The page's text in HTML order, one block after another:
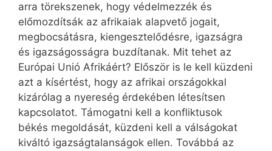
arra törekszenek, hogy védelmezzék és
előmozdítsák az afrikaiak alapvető jogait,
megbocsátásra, kiengesztelődésre, igazságra
és igazságosságra buzdítanak. Mit tehet az
Európai Unió Afrikáért? Először is le kell küzdeni
azt a kísértést, hogy az afrikai országokkal
kizárólag a nyereség érdekében létesítsen
kapcsolatot. Támogatni kell a konfliktusok
békés megoldását, küzdeni kell a válságokat
kiváltó igazságtalanságok ellen. Továbbá az